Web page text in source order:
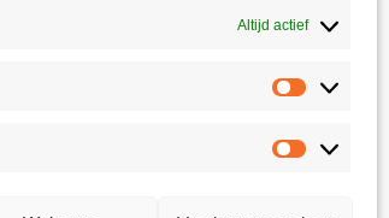
Altijd actief